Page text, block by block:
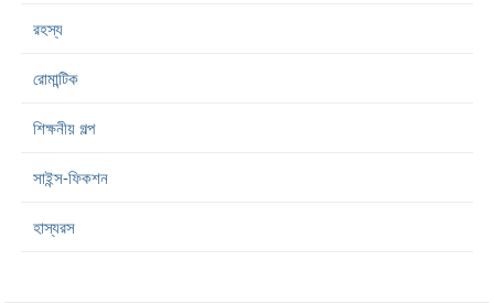
রহস্য
রোমান্টিক
শিক্ষনীয় গল্প
সাইন্স-ফিকশন
হাস্যরস